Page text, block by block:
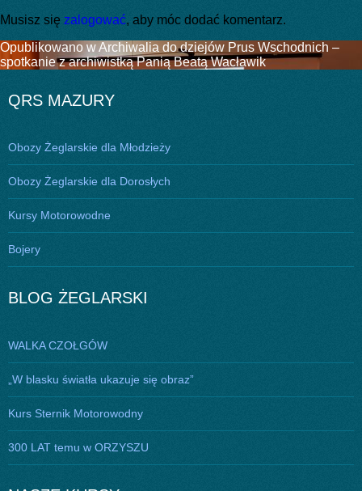
Musisz się zalogować, aby móc dodać komentarz.
Nawigacja
wpisu
Opublikowano wArchiwalia do dziejów Prus Wschodnich –
spotkanie z archiwistką Panią Beatą Wacławik
QRS MAZURY
Obozy Żeglarskie dla Młodzieży
Obozy Żeglarskie dla Dorosłych
Kursy Motorowodne
Bojery
BLOG ŻEGLARSKI
WALKA CZOŁGÓW
„W blasku światła ukazuje się obraz”
Kurs Sternik Motorowodny
300 LAT temu w ORZYSZU